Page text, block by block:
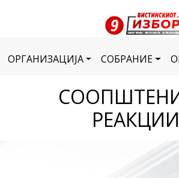
ОРГАНИЗАЦИЈА СОБРАНИЕ
РЕАКЦИИ